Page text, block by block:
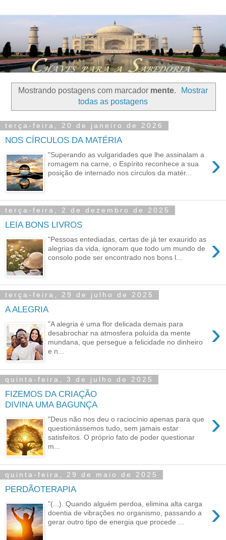
Mostrando postagens com marcador mente.
Mostrar
todas as postagens
terça-feira, 20 de janeiro de 2026
NOS CÍRCULOS DA MATÉRIA
›
"Superando as vulgaridades que lhe assinalam a
romagem na carne, o Espírito reconhece a sua
posição de internado nos círculos da matér...
terça-feira, 2 de dezembro de 2025
LEIA BONS LIVROS
›
"Pessoas entediadas, certas de já ter exaurido as
alegrias da vida, ignoram que todo um mundo de
consolo pode ser encontrado nos bons l...
terça-feira, 29 de julho de 2025
A ALEGRIA
›
"A alegria é uma flor delicada demais para
desabrochar na atmosfera poluída da mente
mundana, que persegue a felicidade no dinheiro
e n...
quinta-feira, 3 de julho de 2025
FIZEMOS DA CRIAÇÃO
DIVINA UMA BAGUNÇA
›
"Deus não nos deu o raciocínio apenas para que
questionássemos tudo, sem jamais estar
satisfeitos. O próprio fato de poder questionar
m...
quinta-feira, 29 de maio de 2025
PERDÃOTERAPIA
›
"(...). Quando alguém perdoa, elimina alta carga
doentia de vibrações no organismo, passando a
gerar outro tipo de energia que procede ...